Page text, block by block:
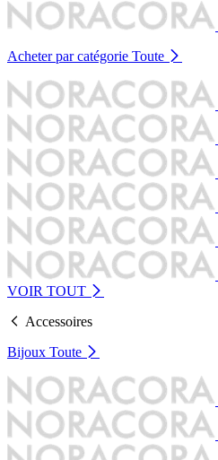
Acheter par catégorie Toute
VOIR TOUT
Accessoires
Bijoux Toute